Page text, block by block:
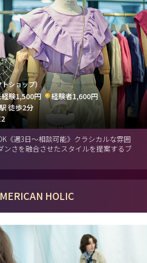
ショップ）
験1,500円
経験者1,600円
徒歩2分
《週3日〜相談可能》クラシカルな雰囲
ンさを融合させたスタイルを提案するブ
HOLIC